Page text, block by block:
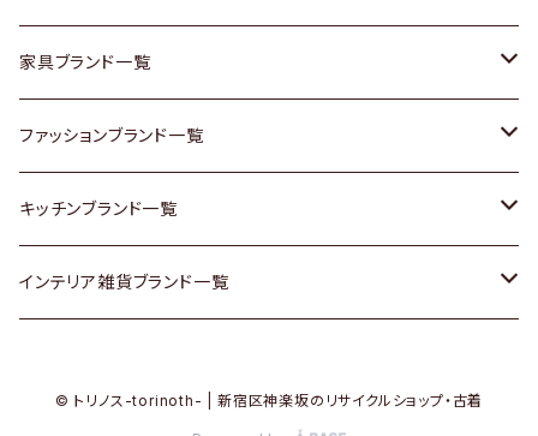
チェスト
その他家具
Vintageヴィンテージ / Antiqueアンティーク
Designers / デザイナーズ
靴
スカーフ
腕時計
Vintage / ヴィンテージ
Vintage / ヴィンテージ
銀製品
和物 / 作家物
その他キッチン雑貨
その他楽器
家具ブランド一覧
ACME Furniture / アクメ ファニチャー
ACTUS / アクタス
arflex / アルフレックス
ファッションブランド一覧
agnes b / アニエス ベー
BALLY / バリー
キッチンブランド一覧
ARABIA / アラビア
インテリア雑貨ブランド一覧
© トリノス-torinoth- | 新宿区神楽坂のリサイクルショップ・古着